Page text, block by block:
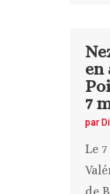
en
7
par
Le